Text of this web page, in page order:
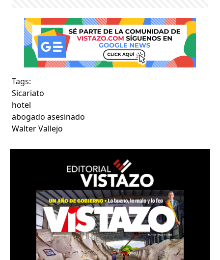
Tags:
Sicariato
hotel
abogado asesinado
Walter Vallejo